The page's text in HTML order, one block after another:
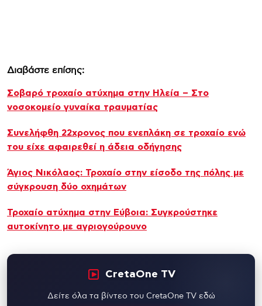
Διαβάστε επίσης:
Σοβαρό τροχαίο ατύχημα στην Ηλεία – Στο
νοσοκομείο γυναίκα τραυματίας
Συνελήφθη 22χρονος που ενεπλάκη σε τροχαίο ενώ
του είχε αφαιρεθεί η άδεια οδήγησης
Άγιος Νικόλαος: Τροχαίο στην είσοδο της πόλης με
σύγκρουση δύο οχημάτων
Τροχαίο ατύχημα στην Εύβοια: Συγκρούστηκε
αυτοκίνητο με αγριογούρουνο
CretaOne TV
Δείτε όλα τα βίντεο του CretaOne TV εδώ